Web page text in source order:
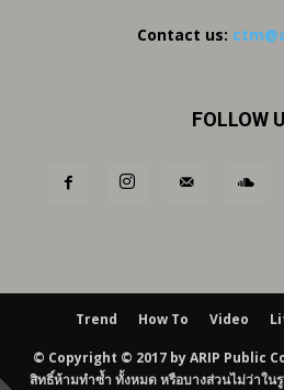
Contact us:
FOLLOW
Trend How To Video
© Copyright © 2017 by ARIP Public
สิทธิ์ห้ามทำซ้ำ ทั้งหมด หรือบางส่วนไม่ว่าใน